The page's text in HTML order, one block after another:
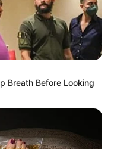
Κατά Ερπετοειδών
Breath Before Looking